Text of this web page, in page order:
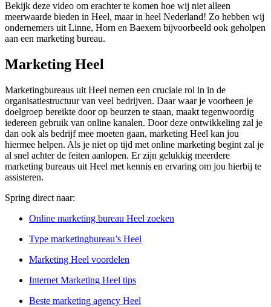
Bekijk deze video om erachter te komen hoe wij niet alleen
meerwaarde bieden in Heel, maar in heel Nederland! Zo hebben wij
ondernemers uit Linne, Horn en Baexem bijvoorbeeld ook geholpen
aan een marketing bureau.
Marketing Heel
Marketingbureaus uit Heel nemen een cruciale rol in in de
organisatiestructuur van veel bedrijven. Daar waar je voorheen je
doelgroep bereikte door op beurzen te staan, maakt tegenwoordig
iedereen gebruik van online kanalen. Door deze ontwikkeling zal je
dan ook als bedrijf mee moeten gaan, marketing Heel kan jou
hiermee helpen. Als je niet op tijd met online marketing begint zal je
al snel achter de feiten aanlopen. Er zijn gelukkig meerdere
marketing bureaus uit Heel met kennis en ervaring om jou hierbij te
assisteren.
Spring direct naar:
Online marketing bureau Heel zoeken
Type marketingbureau’s Heel
Marketing Heel voordelen
Internet Marketing Heel tips
Beste marketing agency Heel